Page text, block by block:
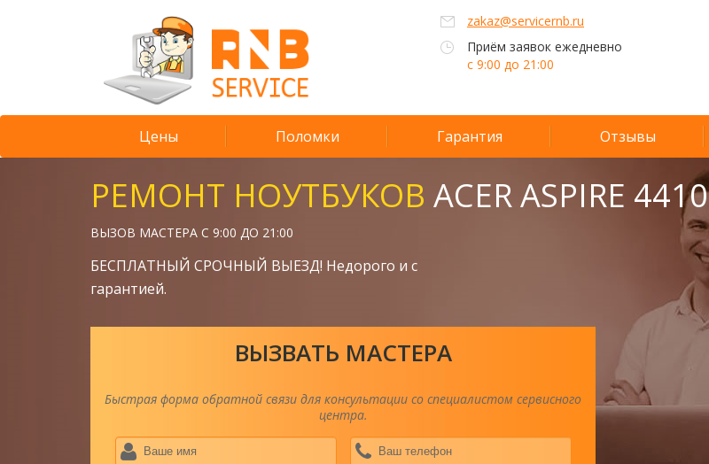
zakaz@servicernb.ru
Приём заявок ежедневно
с 9:00 до 21:00
Цены Поломки Гарантия Отзывы
РЕМОНТ НОУТБУКОВ ACER ASPIRE 4410
ВЫЗОВ МАСТЕРА С 9:00 ДО 21:00
БЕСПЛАТНЫЙ СРОЧНЫЙ ВЫЕЗД! Недорого и с
гарантией.
ВЫЗВАТЬ МАСТЕРА
Быстрая форма обратной связи для консультации со специалистом сервисного
центра.
Ваше
имя